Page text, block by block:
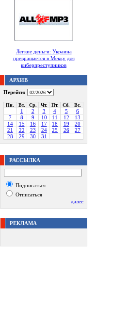
Легкие деньги: Украина
превращается в Мекку для
киберпреступников
АРХИВ
Перейти:
Пн. Вт. Ср. Чт. Пт. Сб. Вс.
1 2 3 4 5
6
7
8 9 10 11 12
13
14
15 16 17 18 19
20
21
22 23 24 25 26
27
28
29 30 31
РАССЫЛКА
Подписаться
Отписаться
далее
РЕКЛАМА